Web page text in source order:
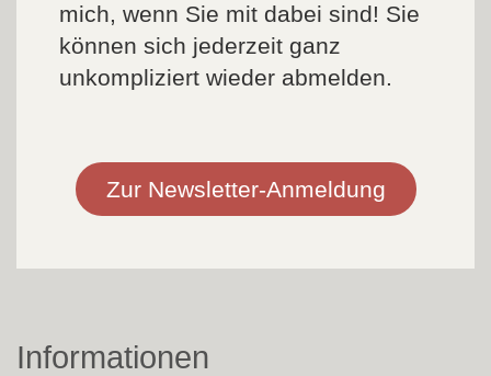
mich, wenn Sie mit dabei sind! Sie
können sich jederzeit ganz
unkompliziert wieder abmelden.
Zur Newsletter-Anmeldung
Informationen